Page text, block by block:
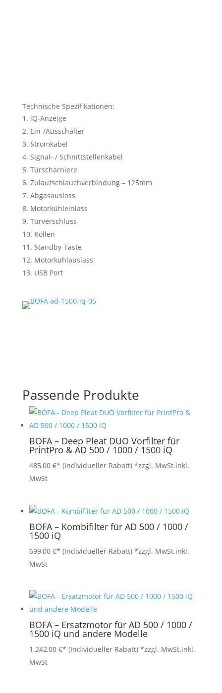
Technische Spezifikationen:
iQ-Anzeige
Ein-/Ausschalter
Stromkabel
Signal- / Schnittstellenkabel
Türscharniere
Zulaufschlauchverbindung – 125mm
Abgasauslass
Motorkühleinlass
Türverschluss
Rollen
Standby-Taste
Motorkühlauslass
USB Port
Passende Produkte
BOFA – Deep Pleat DUO Vorfilter für
PrintPro & AD 500 / 1000 / 1500 iQ
485,00 € *zzgl. MwSt.inkl.
MwSt
BOFA – Kombifilter für AD 500 / 1000 /
1500 iQ
699,00 € *zzgl. MwSt.inkl.
MwSt
BOFA – Ersatzmotor für AD 500 / 1000 /
1500 iQ und andere Modelle
1.242,00 € *zzgl. MwSt.inkl.
MwSt